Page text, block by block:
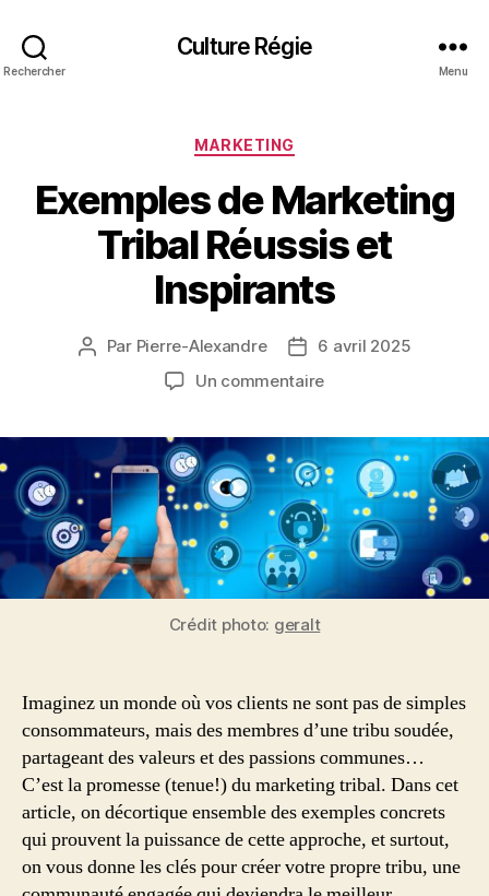
Rechercher
Culture Régie
Menu
Catégories
MARKETING
Exemples de Marketing
Tribal Réussis et
Inspirants
Auteur
Par Pierre-Alexandre
Date
de
6 avril 2025
Un commentairesur
Marketing
Tribal
Réussis
et
Inspirants
Crédit photo: geralt
Imaginez un monde où vos clients ne sont pas de simples
consommateurs, mais des membres d’une tribu soudée,
partageant des valeurs et des passions communes…
C’est la promesse (tenue!) du marketing tribal. Dans cet
article, on décortique ensemble des exemples concrets
qui prouvent la puissance de cette approche, et surtout,
on vous donne les clés pour créer votre propre tribu, une